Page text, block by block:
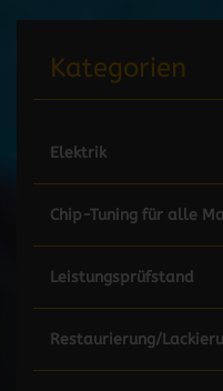
Kategorien
Elektrik
Chip-Tuning für alle
Leistungsprüfstand
Restaurierung/